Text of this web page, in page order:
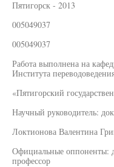
Пятигорск - 2013
005049037
005049037
Работа выполнена на
Института
«Пятигорский
Научный руководитель:
Локтионова Валентина
Официальные оппоненты:
профессор